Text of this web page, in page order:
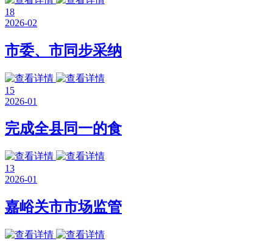
18
2026-02
市委、市同步采纳
15
2026-01
完成全县同一的食
13
2026-01
嘉峪关市市场监管